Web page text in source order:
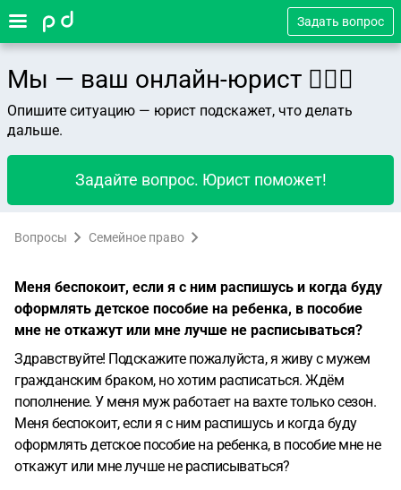
Задать вопрос
Мы — ваш онлайн-юрист 👨🏻‍⚖️
Опишите ситуацию — юрист подскажет, что делать
дальше.
Задайте вопрос. Юрист поможет!
Вопросы Семейное право
Меня беспокоит, если я с ним распишусь и когда буду
оформлять детское пособие на ребенка, в пособие
мне не откажут или мне лучше не расписываться?
Здравствуйте! Подскажите пожалуйста, я живу с мужем
гражданским браком, но хотим расписаться. Ждём
пополнение. У меня муж работает на вахте только сезон.
Меня беспокоит, если я с ним распишусь и когда буду
оформлять детское пособие на ребенка, в пособие мне не
откажут или мне лучше не расписываться?